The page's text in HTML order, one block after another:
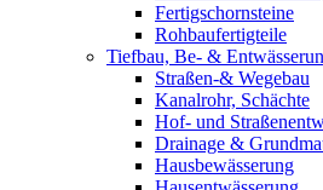
Fertigschornsteine
Rohbaufertigteile
Tiefbau, Be- &
Straßen-& Wegebau
Kanalrohr, Schächte
Hof- und
Drainage &
Hausbewässerung